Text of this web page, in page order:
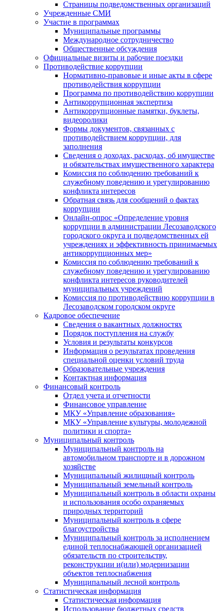
Страницы подведомственных организаций
Учрежденные СМИ
Участие в программах
Муниципальные программы
Международное сотрудничество
Общественные обсуждения
Официальные визиты и рабочие поездки
Противодействие коррупции
Нормативно-правовые и иные акты в сфере
противодействия коррупции
Программа по противодействию коррупции
Антикоррупционная экспертиза
Антикоррупционные памятки, буклеты,
видеоролики
Формы документов, связанных с
противодействием коррупции, для
заполнения
Сведения о доходах, расходах, об имуществе
и обязательствах имущественного характера
Комиссия по соблюдению требований к
служебному поведению и урегулированию
конфликта интересов
Обратная связь для сообщений о фактах
коррупции
Онлайн-опрос «Определение уровня
коррупции в администрации Лесозаводского
городского округа и подведомственных ей
учреждениях и эффективность принимаемых
антикоррупционных мер»
Комиссия по соблюдению требований к
служебному поведению и урегулированию
конфликта интересов руководителей
муниципальных учреждений
Комиссия по противодействию коррупции в
Лесозаводском городском округе
Кадровое обеспечение
Сведения о вакантных должностях
Порядок поступления на службу
Условия и результаты конкурсов
Информация о результатах проведения
специальной оценки условий труда
Образовательные учреждения
Контактная информация
Финансовый контроль
Отдел учета и отчетности
Финансовое управление
МКУ «Управление образования»
МКУ «Управление культуры, молодежной
политики и спорта»
Муниципальный контроль
Муниципальный контроль на
автомобильном транспорте и в дорожном
хозяйстве
Муниципальный жилищный контроль
Муниципальный земельный контроль
Муниципальный контроль в области охраны
и использования особо охраняемых
природных территорий
Муниципальный контроль в сфере
благоустройства
Муниципальный контроль за исполнением
единой теплоснабжающей организацией
обязательств по строительству,
реконструкции и(или) модернизации
объектов теплоснабжения
Муниципальный лесной контроль
Статистическая информация
Статистическая информация
Использование бюджетных средств